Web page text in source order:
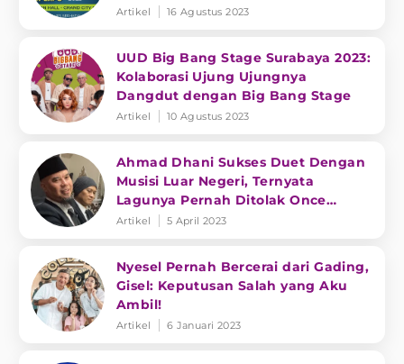
Artikel 16 Agustus 2023
UUD Big Bang Stage Surabaya 2023:
Kolaborasi Ujung Ujungnya
Dangdut dengan Big Bang Stage
Artikel 10 Agustus 2023
Ahmad Dhani Sukses Duet Dengan
Musisi Luar Negeri, Ternyata
Lagunya Pernah Ditolak Once
Mekel!
Artikel 5 April 2023
Nyesel Pernah Bercerai dari Gading,
Gisel: Keputusan Salah yang Aku
Ambil!
Artikel 6 Januari 2023